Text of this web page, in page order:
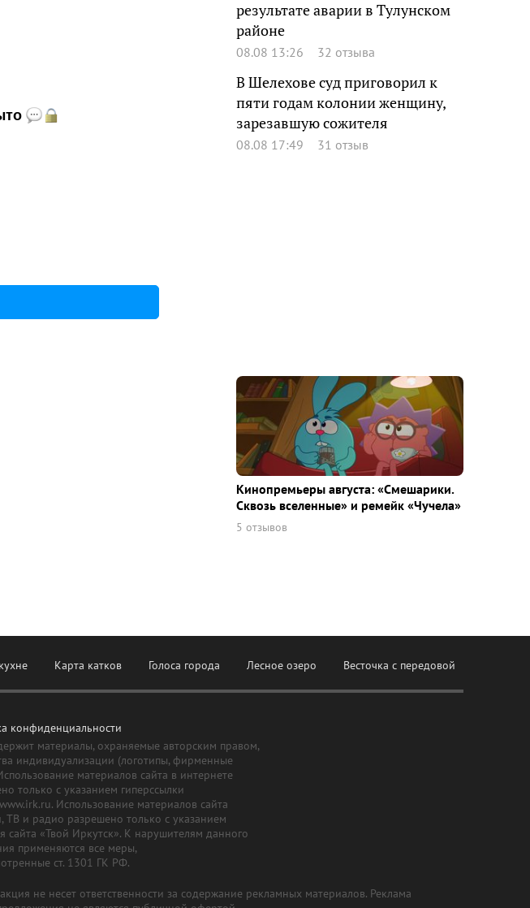
результате аварии в Тулунском
районе
08.08 13:26 32 отзыва
В Шелехове суд приговорил к
пяти годам колонии женщину,
зарезавшую сожителя
08.08 17:49 31 отзыв
Кинопремьеры августа: «Смешарики.
Сквозь вселенные» и ремейк «Чучела»
5 отзывов
Карта катков Голоса города Лесное озеро Весточка с передовой
конфиденциальности
материалы, охраняемые авторским правом,
индивидуализации (логотипы, фирменные
материалов сайта в интернете
только с указанием гиперссылки
Использование материалов сайта
ТВ и радио разрешено только с указанием
сайта «Твой Иркутск». К нарушителям данного
применяются все меры,
ст. 1301 ГК РФ.
не несет ответственности за содержание рекламных материалов. Реклама